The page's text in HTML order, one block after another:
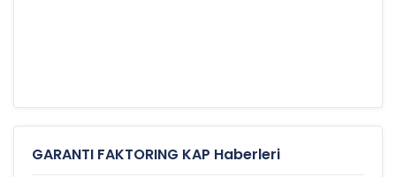
GARANTI FAKTORING KAP Haberleri